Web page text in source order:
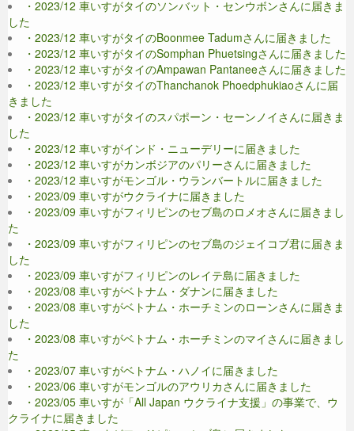
・2023/12 車いすがタイのソンバット・センウボンさんに届きま
した
・2023/12 車いすがタイのBoonmee Tadumさんに届きました
・2023/12 車いすがタイのSomphan Phuetsingさんに届きました
・2023/12 車いすがタイのAmpawan Pantaneeさんに届きました
・2023/12 車いすがタイのThanchanok Phoedphukiaoさんに届
きました
・2023/12 車いすがタイのスパポーン・セーンノイさんに届きま
した
・2023/12 車いすがインド・ニューデリーに届きました
・2023/12 車いすがカンボジアのパリーさんに届きました
・2023/12 車いすがモンゴル・ウランバートルに届きました
・2023/09 車いすがウクライナに届きました
・2023/09 車いすがフィリピンのセブ島のロメオさんに届きまし
た
・2023/09 車いすがフィリピンのセブ島のジェイコブ君に届きま
した
・2023/09 車いすがフィリピンのレイテ島に届きました
・2023/08 車いすがベトナム・ダナンに届きました
・2023/08 車いすがベトナム・ホーチミンのローンさんに届きま
した
・2023/08 車いすがベトナム・ホーチミンのマイさんに届きまし
た
・2023/07 車いすがベトナム・ハノイに届きました
・2023/06 車いすがモンゴルのアウリカさんに届きました
・2023/05 車いすが「All Japan ウクライナ支援」の事業で、ウ
クライナに届きました